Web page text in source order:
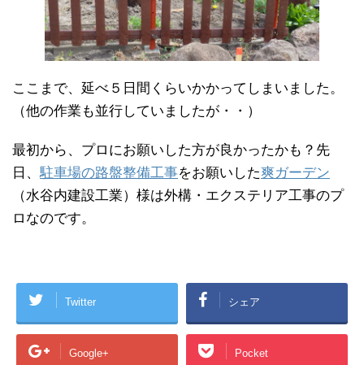
ここまで、延べ５日間くらいかかってしまいました。
（他の作業も並行していましたが・・）
最初から、プロにお願いした方が良かったかも？先
日、 駐車場の路盤整備工事をお願いした爽ガーデン
（水谷内建設工業）様は外構・エクステリア工事のプ
ロなのです。
Twitter シェア
Google+ Pocket